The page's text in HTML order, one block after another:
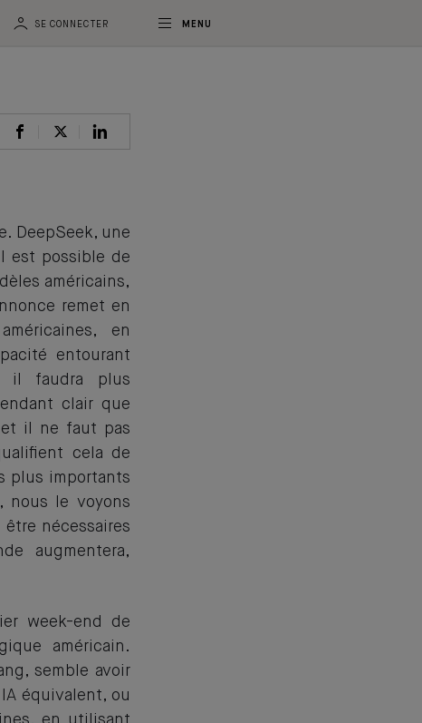
SE CONNECTER MENU
DeepSeek, une
est possible de
américains,
remet en
en
entourant
il faudra plus
clair que
il ne faut pas
cela de
plus importants
nous le voyons
nécessaires
augmentera,
week-end de
américain.
semble avoir
équivalent, ou